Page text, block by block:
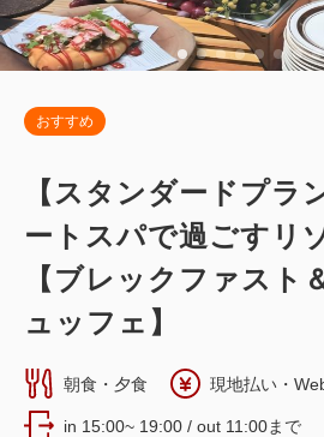
おすすめ
【スタンダードプラ
ートスパで過ごすリ
【ブレックファスト
ュッフェ】
朝食・夕食 現地払い・
in 15:00~ 19:00 / out 11:00まで